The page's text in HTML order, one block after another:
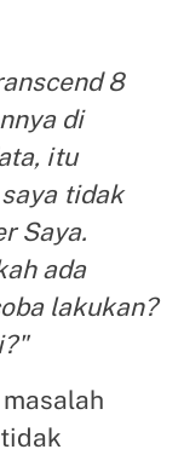
8
di
itu
tidak
Saya.
ada
lakukan?